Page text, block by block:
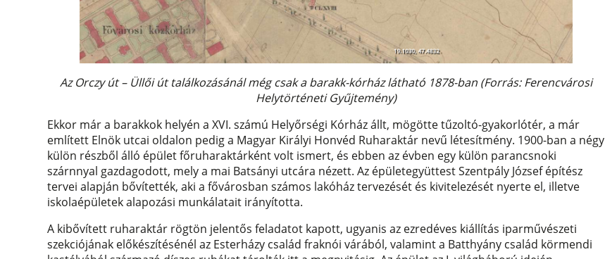
Az Orczy út – Üllői út találkozásánál még csak a barakk-kórház látható 1878-ban (Forrás: Ferencvárosi
Helytörténeti Gyűjtemény)
Ekkor már a barakkok helyén a XVI. számú Helyőrségi Kórház állt, mögötte tűzoltó-gyakorlótér, a már
említett Elnök utcai oldalon pedig a Magyar Királyi Honvéd Ruharaktár nevű létesítmény. 1900-ban a négy
külön részből álló épület főruharaktárként volt ismert, és ebben az évben egy külön parancsnoki
szárnnyal gazdagodott, mely a mai Batsányi utcára nézett. Az épületegyüttest Szentpály József építész
tervei alapján bővítették, aki a fővárosban számos lakóház tervezését és kivitelezését nyerte el, illetve
iskolaépületek alapozási munkálatait irányította.
A kibővített ruharaktár rögtön jelentős feladatot kapott, ugyanis az ezredéves kiállítás iparművészeti
szekciójának előkészítésénél az Esterházy család fraknói várából, valamint a Batthyány család körmendi